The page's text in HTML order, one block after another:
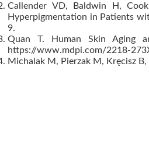
Callender VD, Baldwin H,
Hyperpigmentation in Patients
9.
Quan T. Human Skin Aging
https://www.mdpi.com/2218-
Michalak M, Pierzak M, Kręcisz